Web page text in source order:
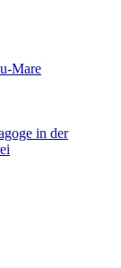
Mare
in der